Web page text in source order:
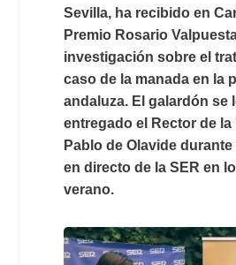
Sevilla, ha recibido en
Premio Rosario
investigación sobre el
caso de la manada en la
andaluza. El galardón se
entregado el Rector de la
Pablo de Olavide
en directo de la SER en
verano.